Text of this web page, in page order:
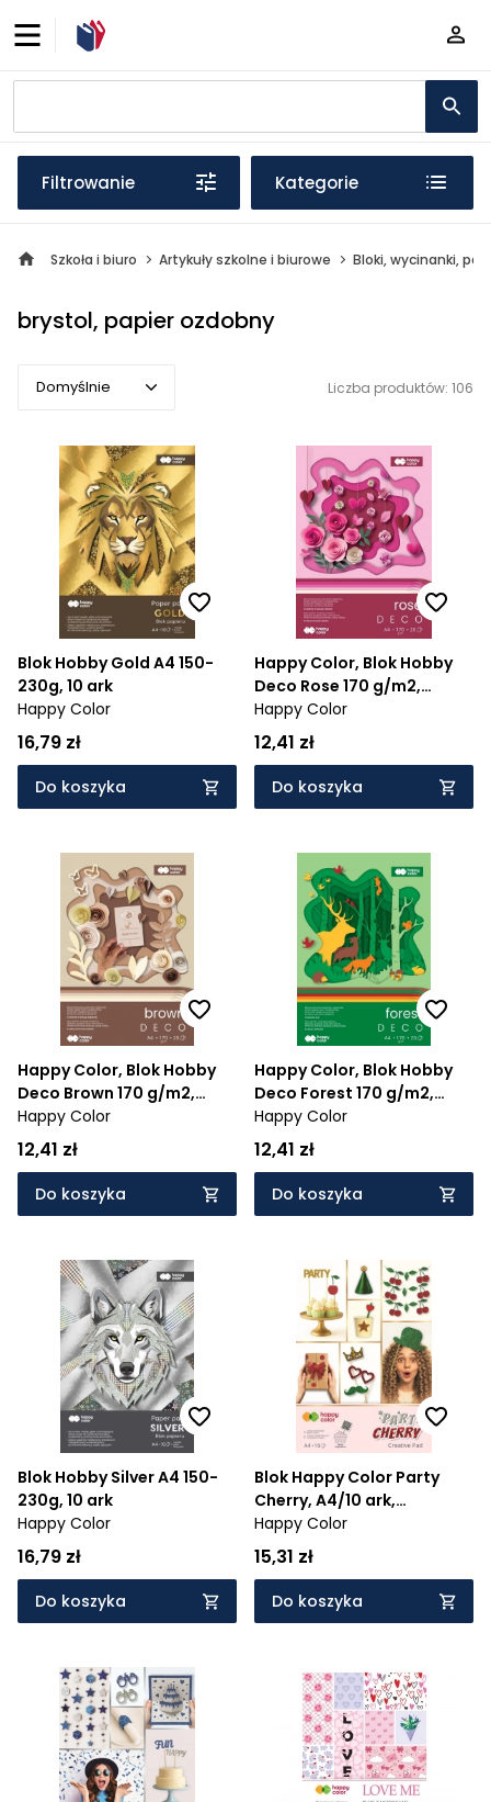
Filtrowanie Kategorie
Szkoła i biuro Artykuły szkolne i biurowe Bloki, wycinanki,
brystol, papier ozdobny
Domyślnie
Domyślnie
Popularne
Cena rosnąco
Cena malejąco
Od najnowszych
Od najstarszych
Liczba produktów: 106
Blok Hobby Gold A4 150-
230g, 10 ark
Happy Color
16,79 zł
Do koszyka
Happy Color, Blok Hobby
Deco Rose 170 g/m2,
A4/20 ark., 5 kolorów
Happy Color
12,41 zł
Do koszyka
Happy Color, Blok Hobby
Deco Brown 170 g/m2,
A4/20 ark., 5 kolorów
Happy Color
12,41 zł
Do koszyka
Happy Color, Blok Hobby
Deco Forest 170 g/m2,
A4/20 ark., 5 kolorów
Happy Color
12,41 zł
Do koszyka
Blok Hobby Silver A4 150-
230g, 10 ark
Happy Color
16,79 zł
Do koszyka
Blok Happy Color Party
Cherry, A4/10 ark,
holographic + brokat
Happy Color
15,31 zł
Do koszyka